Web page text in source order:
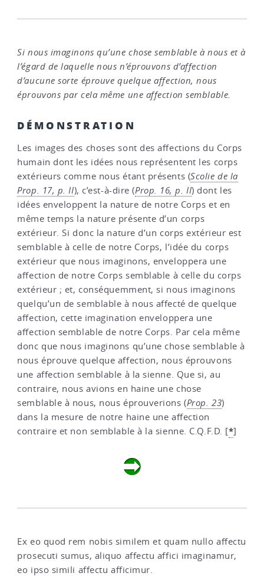
Si nous imaginons qu’une chose semblable à nous et à
l’égard de laquelle nous n’éprouvons d’affection
d’aucune sorte éprouve quelque affection, nous
éprouvons par cela même une affection semblable.
DÉMONSTRATION
Les images des choses sont des affections du Corps
humain dont les idées nous représentent les corps
extérieurs comme nous étant présents (Scolie de la
Prop. 17, p. II), c’est-à-dire (Prop. 16, p. II) dont les
idées enveloppent la nature de notre Corps et en
même temps la nature présente d’un corps
extérieur. Si donc la nature d’un corps extérieur est
semblable à celle de notre Corps, l’idée du corps
extérieur que nous imaginons, enveloppera une
affection de notre Corps semblable à celle du corps
extérieur ; et, conséquemment, si nous imaginons
quelqu’un de semblable à nous affecté de quelque
affection, cette imagination enveloppera une
affection semblable de notre Corps. Par cela même
donc que nous imaginons qu’une chose semblable à
nous éprouve quelque affection, nous éprouvons
une affection semblable à la sienne. Que si, au
contraire, nous avions en haine une chose
semblable à nous, nous éprouverions (Prop. 23)
dans la mesure de notre haine une affection
contraire et non semblable à la sienne. C.Q.F.D. [*]
Ex eo quod rem nobis similem et quam nullo affectu
prosecuti sumus, aliquo affectu affici imaginamur,
eo ipso simili affectu afficimur.